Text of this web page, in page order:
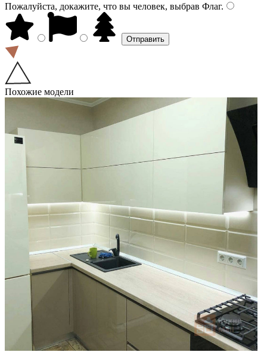
Пожалуйста, докажите, что вы человек, выбрав Флаг.
Похожие модели